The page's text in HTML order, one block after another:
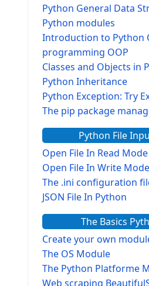
Python General Data
Python modules
Introduction to Python
programming OOP
Classes and Objects in
Python Inheritance
Python Exception: Try
The pip package
Python File
Open File In Read Mode
Open File In Write Mode
The .ini configuration
JSON File In Python
The Basics
Create your own
The OS Module
The Python Platforme
Web scraping